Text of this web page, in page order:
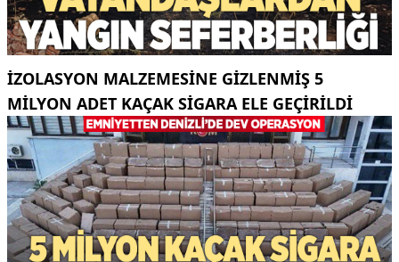
İZOLASYON MALZEMESINE GIZLENMIŞ 5
MILYON ADET KAÇAK SIGARA ELE GEÇIRILDI